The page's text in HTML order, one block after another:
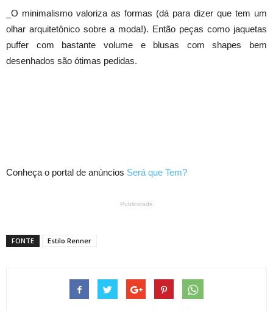
_O minimalismo valoriza as formas (dá para dizer que tem um
olhar arquitetônico sobre a moda!). Então peças como jaquetas
puffer com bastante volume e blusas com shapes bem
desenhados são ótimas pedidas.
Conheça o portal de anúncios Será que Tem?
Publicidade
FONTE Estilo Renner